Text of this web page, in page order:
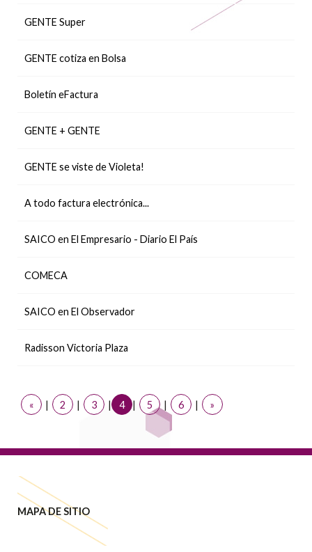
GENTE Super
GENTE cotiza en Bolsa
Boletín eFactura
GENTE + GENTE
GENTE se viste de Violeta!
A todo factura electrónica...
SAICO en El Empresario - Diario El País
COMECA
SAICO en El Observador
Radisson Victoria Plaza
« | 2 | 3 | 4 | 5 | 6 | »
MAPA DE SITIO